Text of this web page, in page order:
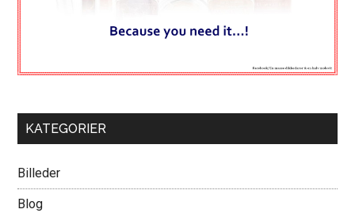
KATEGORIER
Billeder
Blog